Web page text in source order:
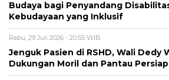
Budaya bagi Penyandang
Kebudayaan yang Inklusif
Rabu, 29 Juli 2026 - 20:55 WIB
Jenguk Pasien di RSHD, Wali Dedy
Dukungan Moril dan Pantau